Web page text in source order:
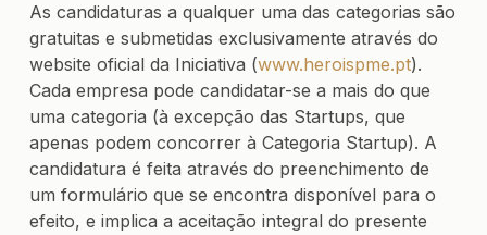
As candidaturas a qualquer uma das categorias são
gratuitas e submetidas exclusivamente através do
website oficial da Iniciativa (www.heroispme.pt).
Cada empresa pode candidatar-se a mais do que
uma categoria (à excepção das Startups, que
apenas podem concorrer à Categoria Startup). A
candidatura é feita através do preenchimento de
um formulário que se encontra disponível para o
efeito, e implica a aceitação integral do presente